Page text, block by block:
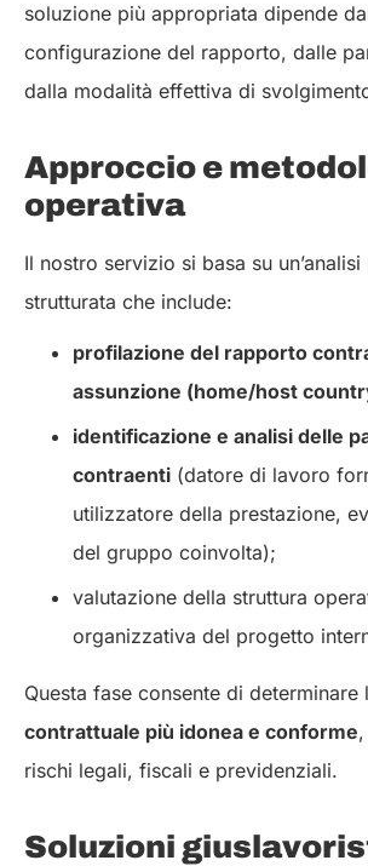
soluzione più appropriata dipende
configurazione del rapporto, dalle
dalla modalità effettiva di
Approccio e
operativa
Il nostro servizio si basa su
strutturata che include:
profilazione del rapporto
assunzione (home/host
identificazione e analisi delle
contraenti (datore di lavoro
utilizzatore della prestazione,
del gruppo coinvolta);
valutazione della struttura
organizzativa del progetto
Questa fase consente di determinare
contrattuale più idonea e conforme
rischi legali, fiscali e previdenziali.
Soluzioni